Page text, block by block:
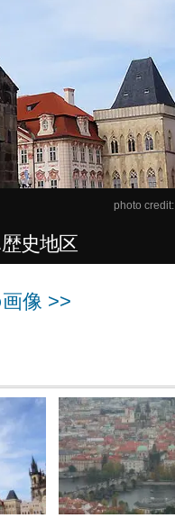
photo credit:
史地区
像 >>